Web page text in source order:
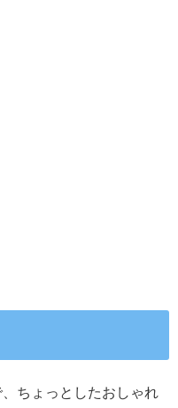
ちょっとしたおしゃれ